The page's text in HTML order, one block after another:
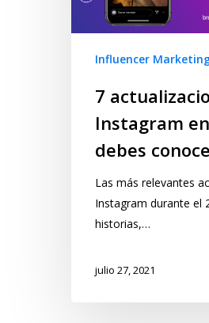
Influencer
7
Instagram
debes
Las más relevantes
Instagram durante el
historias,…
julio 27, 2021